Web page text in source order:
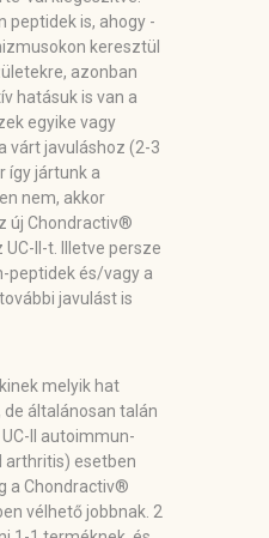
peptidek is, ahogy -
keresztül
azonban
hatásuk is van a
egyike vagy
várt javuláshoz (2-3
így jártunk a
nem, akkor
új Chondractiv®
II-t. Illetve persze
peptidek és/vagy a
javulást is
melyik hat
de általánosan talán
II autoimmun-
arthritis) esetben
a Chondractiv®
vélhető jobbnak. 2